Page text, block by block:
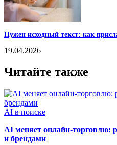
Нужен исходный текст: как
19.04.2026
Читайте также
AI в поиске
AI меняет онлайн-торговлю:
и брендами